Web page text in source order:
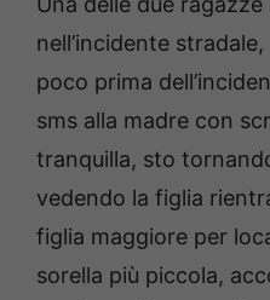
nell’incidente
poco prima
sms alla madre con
tranquilla, sto
vedendo la figlia
figlia maggiore per
sorella più piccola,